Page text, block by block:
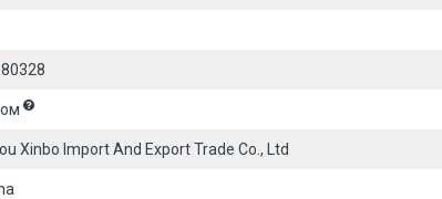
Xinbo Import And Export Trade Co., Ltd